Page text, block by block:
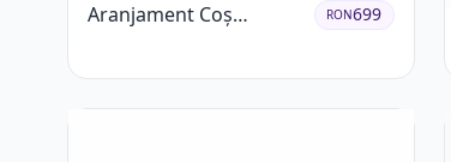
Aranjament Coș
Accent Roșu
RON699